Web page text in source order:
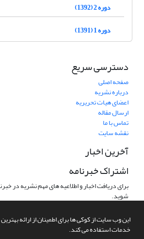
این وب سایت از کوکی ها برای اطمینان از ارائه بهترین
خدمات استفاده می کند.
دوره 2 (1392)
دوره 1 (1391)
دسترسی سریع
صفحه اصلی
درباره نشریه
اعضای هیات تحریریه
ارسال مقاله
تماس با ما
نقشه سایت
آخرین اخبار
اشتراک خبرنامه
برای دریافت اخبار و اطلاعیه های مهم نشریه در
شوید.